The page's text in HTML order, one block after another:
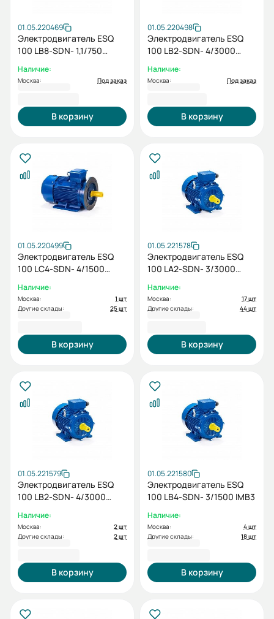
01.05.220469
Электродвигатель ESQ
100 LB8-SDN- 1,1/750
Наличие:
Москва: Под заказ
В корзину
01.05.220498
Электродвигатель ESQ
100 LB2-SDN- 4/3000
Наличие:
Москва: Под заказ
В корзину
01.05.220499
Электродвигатель ESQ
100 LС4-SDN- 4/1500
Наличие:
Москва:
1 шт
Другие склады:
25 шт
В корзину
01.05.221578
Электродвигатель ESQ
100 LA2-SDN- 3/3000
Наличие:
Москва:
17 шт
Другие склады:
44 шт
В корзину
01.05.221579
Электродвигатель ESQ
100 LB2-SDN- 4/3000
Наличие:
Москва:
2 шт
Другие склады:
2 шт
В корзину
01.05.221580
Электродвигатель ESQ
100 LB4-SDN- 3/1500 IMB3
Наличие:
Москва:
4 шт
Другие склады:
18 шт
В корзину